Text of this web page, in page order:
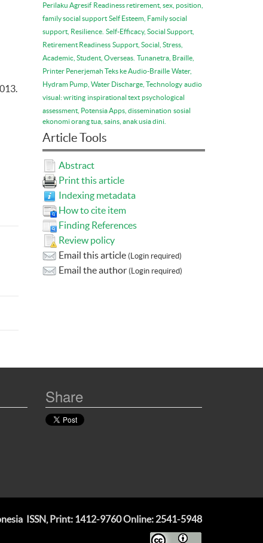
Perilaku Agresif Readiness retirement, sex, position,
family social support Self Esteem, Family social
support, Resilience. Self-Efficacy, Social Support,
Retirement Readiness Support, Social, Stress,
Academic, Student, Overseas. Tunanetra, Braille,
Printer Penerjemah Teks ke Audio-Braille Water,
Hydram Pump, Water Discharge, Technology audio
visual: writing inspirational text psychological
assessment, Potensia Apps, dissemination sosial
ekonomi orang tua, sains, anak usia dini.
Article Tools
Abstract
Print this article
Indexing metadata
How to cite item
Finding References
Review policy
Email this article (Login required)
Email the author (Login required)
Share
ISSN, Print: 1412-9760 Online: 2541-5948